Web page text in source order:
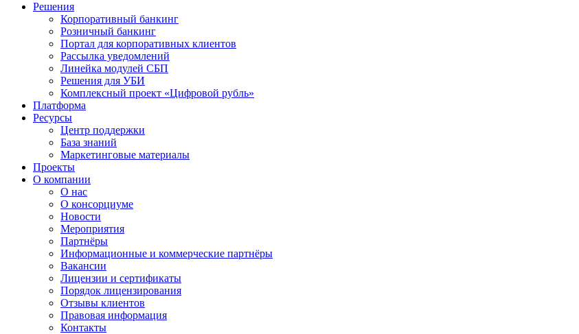
Решения
Корпоративный банкинг
Розничный банкинг
Портал для корпоративных клиентов
Рассылка уведомлений
Линейка модулей СБП
Решения для УБИ
Комплексный проект «Цифровой рубль»
Платформа
Ресурсы
Центр поддержки
База знаний
Маркетинговые материалы
Проекты
О компании
О нас
О консорциуме
Новости
Мероприятия
Партнёры
Информационные и коммерческие партнёры
Вакансии
Лицензии и сертификаты
Порядок лицензирования
Отзывы клиентов
Правовая информация
Контакты